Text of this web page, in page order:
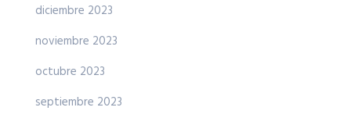
diciembre 2023
noviembre 2023
octubre 2023
septiembre 2023